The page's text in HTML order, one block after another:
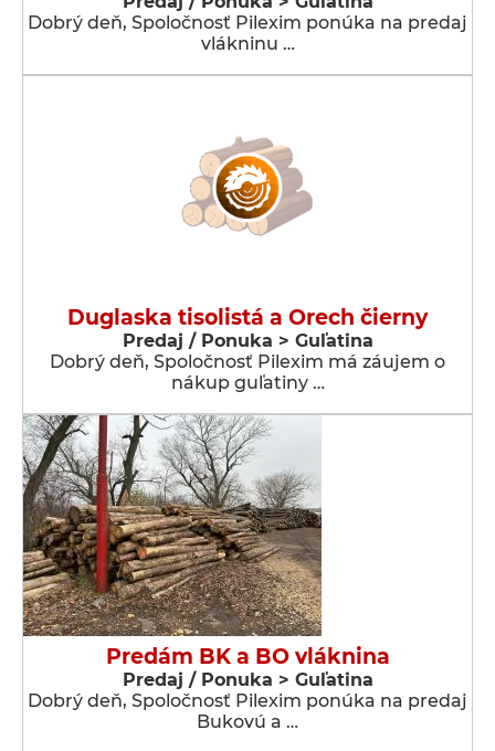
Dobrý deň, Spoločnosť Pilexim ponúka na predaj
vlákninu …
Duglaska tisolistá a Orech čierny
Predaj / Ponuka > Guľatina
Dobrý deň, Spoločnosť Pilexim má záujem o
nákup guľatiny …
Predám BK a BO vláknina
Predaj / Ponuka > Guľatina
Dobrý deň, Spoločnosť Pilexim ponúka na predaj
Bukovú a …